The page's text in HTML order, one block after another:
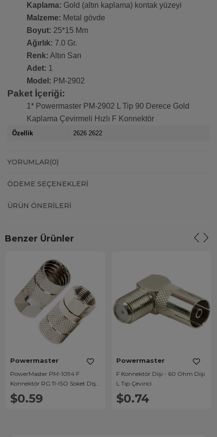
Kaplama: Gold (altın kaplama) kontak yüzeyi
Malzeme: Metal gövde
Boyut: 25*15 Mm
Ağırlık: 7.0 Gr.
Renk: Altın Sarı
Adet: 1
Model: PM-2902
Paket İçeriği:
1* Powermaster PM-2902 L Tip 90 Derece Gold
Kaplama Çevirmeli Hızlı F Konnektör
Özellik 2626 2622
YORUMLAR(0)
ÖDEME SEÇENEKLERI
ÜRÜN ÖNERILERI
Benzer Ürünler
Powermaster
PowerMaster PM-1094 F
Konnektör RG 11-ISO Soket Dişi
(1 Adet)
$0.59
Powermaster
F Konnektör Dişi - 60 Ohm Dişi
L Tip Çevirici
$0.74